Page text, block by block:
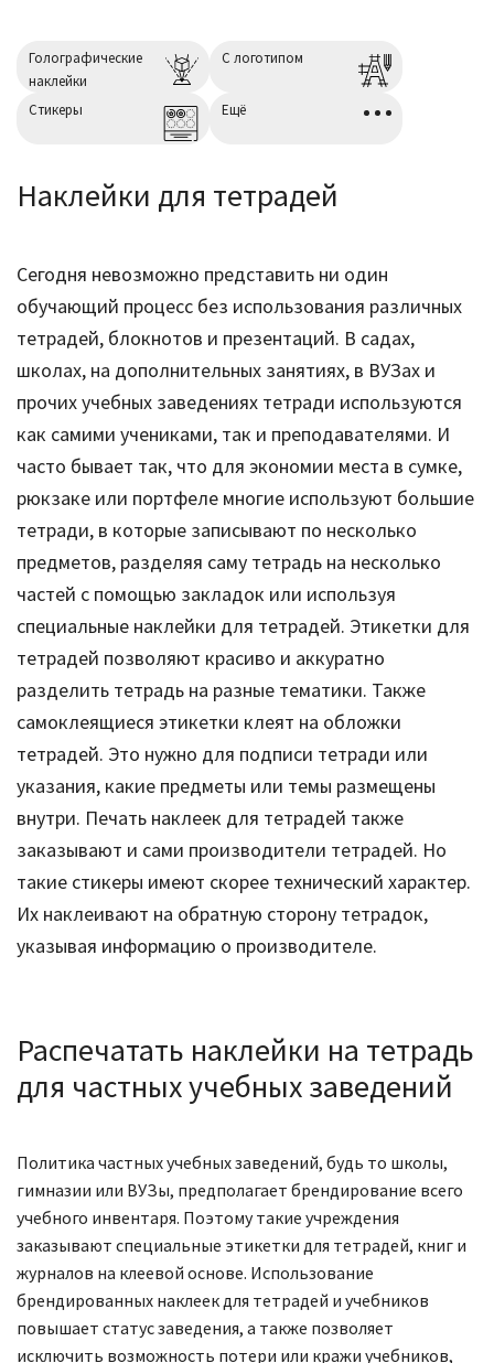
Голографические
наклейки
С логотипом
Cтикеры Ещё
Наклейки для тетрадей
Сегодня невозможно представить ни один
обучающий процесс без использования различных
тетрадей, блокнотов и презентаций. В садах,
школах, на дополнительных занятиях, в ВУЗах и
прочих учебных заведениях тетради используются
как самими учениками, так и преподавателями. И
часто бывает так, что для экономии места в сумке,
рюкзаке или портфеле многие используют большие
тетради, в которые записывают по несколько
предметов, разделяя саму тетрадь на несколько
частей с помощью закладок или используя
специальные наклейки для тетрадей. Этикетки для
тетрадей позволяют красиво и аккуратно
разделить тетрадь на разные тематики. Также
самоклеящиеся этикетки клеят на обложки
тетрадей. Это нужно для подписи тетради или
указания, какие предметы или темы размещены
внутри. Печать наклеек для тетрадей также
заказывают и сами производители тетрадей. Но
такие стикеры имеют скорее технический характер.
Их наклеивают на обратную сторону тетрадок,
указывая информацию о производителе.
Распечатать наклейки на тетрадь
для частных учебных заведений
Политика частных учебных заведений, будь то школы,
гимназии или ВУЗы, предполагает брендирование всего
учебного инвентаря. Поэтому такие учреждения
заказывают специальные этикетки для тетрадей, книг и
журналов на клеевой основе. Использование
брендированных наклеек для тетрадей и учебников
повышает статус заведения, а также позволяет
исключить возможность потери или кражи учебников,